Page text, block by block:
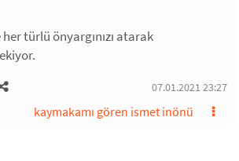
türlü önyargınızı atarak
07.01.2021 23:27
kaymakamı gören ismet inönü